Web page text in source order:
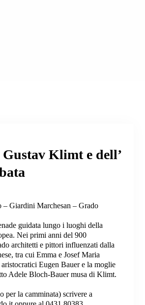
Klimt e dell’
– Giardini Marchesan – Grado
guidata lungo i luoghi della
Nei primi anni del 900
architetti e pittori influenzati dalla
tra cui Emma e Josef Maria
Eugen Bauer e la moglie
Adele Bloch-Bauer musa di Klimt.
per la camminata) scrivere a